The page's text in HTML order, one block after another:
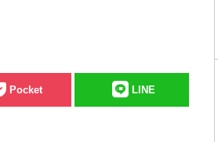
Pocket LINE